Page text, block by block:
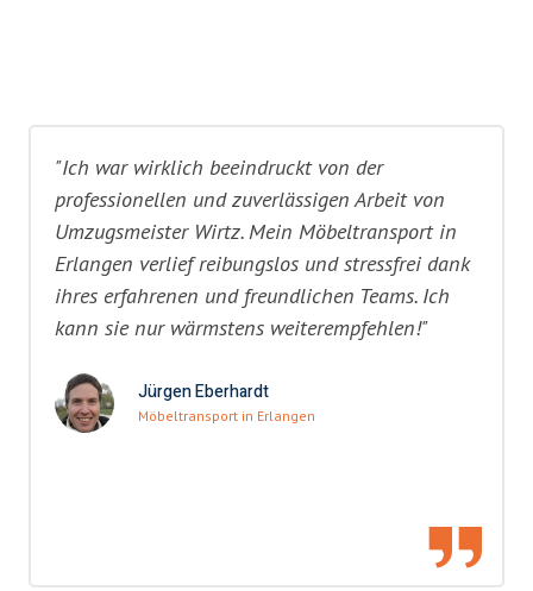
"Ich war wirklich beeindruckt von der
professionellen und zuverlässigen Arbeit von
Umzugsmeister Wirtz. Mein Möbeltransport in
Erlangen verlief reibungslos und stressfrei dank
ihres erfahrenen und freundlichen Teams. Ich
kann sie nur wärmstens weiterempfehlen!"
Jürgen Eberhardt
Möbeltransport in Erlangen